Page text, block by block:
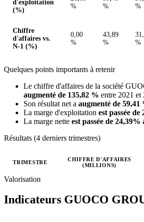
d'exploitation
(%)
%
%
%
Chiffre
d'affaires vs.
N-1 (%)
0,00
%
43,89
%
%
Quelques points importants à retenir
Le chiffre d'affaires de la société
augmenté de 135,82 % entre 2021 et
Son résultat net a augmenté de 59,41
La marge d'exploitation est passée
La marge nette est passée de 24,39%
Résultats (4 derniers trimestres)
Valeurs trimestrielles en millions (dollar de
TRIMESTRE
CHIFFRE D'AFFAIRES
(MILLIONS)
Valorisation
Indicateurs GUOCO